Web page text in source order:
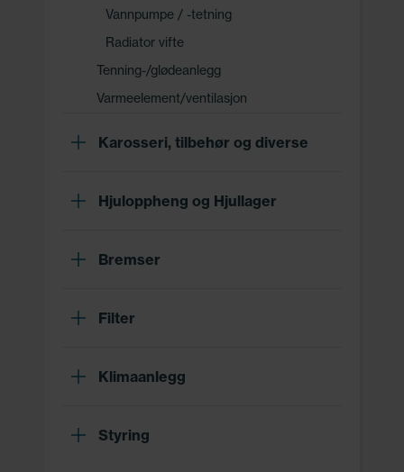
Vannpumpe / -tetning
Radiator vifte
Tenning-/glødeanlegg
Varmeelement/ventilasjon
Karosseri, tilbehør og diverse
Hjuloppheng og Hjullager
Bremser
Filter
Klimaanlegg
Styring